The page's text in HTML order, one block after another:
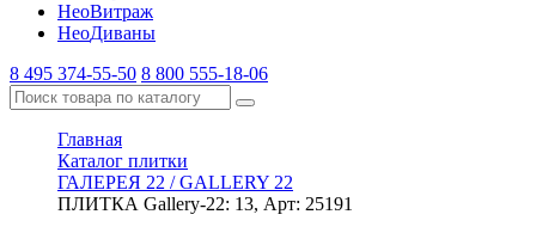
НеоВитраж
НеоДиваны
8 495 374-55-50 8 800 555-18-06
Главная
Каталог плитки
ГАЛЕРЕЯ 22 / GALLERY 22
ПЛИТКА Gallery-22: 13, Арт: 25191